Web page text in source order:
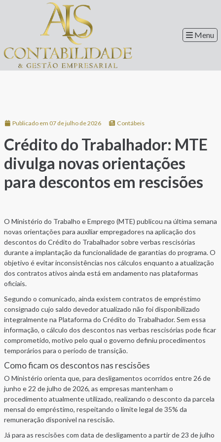
Menu
Publicado em 07 de julho de 2026 Contábeis
Crédito do Trabalhador: MTE
divulga novas orientações
para descontos em rescisões
O Ministério do Trabalho e Emprego (MTE) publicou na última semana
novas orientações para auxiliar empregadores na aplicação dos
descontos do Crédito do Trabalhador sobre verbas rescisórias
durante a implantação da funcionalidade de garantias do programa. O
objetivo é evitar inconsistências nos cálculos enquanto a atualização
dos contratos ativos ainda está em andamento nas plataformas
oficiais.
Segundo o comunicado, ainda existem contratos de empréstimo
consignado cujo saldo devedor atualizado não foi disponibilizado
integralmente na Plataforma do Crédito do Trabalhador. Sem essa
informação, o cálculo dos descontos nas verbas rescisórias pode ficar
comprometido, motivo pelo qual o governo definiu procedimentos
temporários para o período de transição.
Como ficam os descontos nas rescisões
O Ministério orienta que, para desligamentos ocorridos entre 26 de
junho e 22 de julho de 2026, as empresas mantenham o
procedimento atualmente utilizado, realizando o desconto da parcela
mensal do empréstimo, respeitando o limite legal de 35% da
remuneração disponível na rescisão.
Já para as rescisões com data de desligamento a partir de 23 de julho